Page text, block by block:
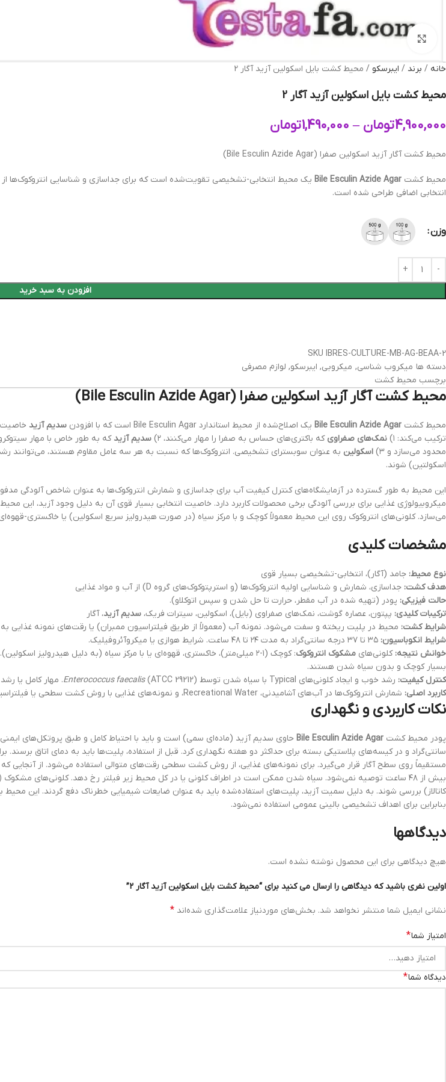
بزرگنمایی تصویر
خانه برند ایبرسکو محیط کشت بایل اسکولین آزید آگار 2
محیط کشت بایل اسکولین آزید آگار 2
4,900,000تومان –
1,490,000تومان
محیط کشت آگار آزید اسکولین صفرا (Bile Esculin Azide Agar)
محیط کشت Bile Esculin Azide Agar یک محیط انتخابی-تشخیصی تقویت‌شده است که برای جداسازی و شناسایی انتروکوک‌ها از
انتخابی اضافی طراحی شده است.
وزن
افزودن به سبد خرید
SKU IBRES-CULTURE-MB-AG-BEAA-2
دسته ها میکروب شناسی, میکروبی, ایبرسکو, لوازم مصرفی
برچسب محیط کشت
محیط کشت آگار آزید اسکولین صفرا (Bile Esculin Azide Agar)
محیط کشت Bile Esculin Azide Agar یک اصلاح‌شده از محیط استاندارد Bile Esculin Agar است که با افزودن سدیم آزید خاصیت
ترکیب می‌کند: ۱)
نمک‌های صفراوی که باکتری‌های حساس به صفرا را مهار می‌کنند، ۲) سدیم آزید که به طور خاص با مهار
محدود می‌سازد و ۳)
اسکولین به عنوان سوبسترای تشخیصی. انتروکوک‌ها که نسبت به هر سه عامل مقاوم هستند،
اسکولتین) شوند.
این محیط به طور گسترده در آزمایشگاه‌های کنترل کیفیت آب برای جداسازی و شمارش انتروکوک‌ها به عنوان شاخص آلودگی
میکروبیولوژی غذایی برای بررسی آلودگی برخی محصولات کاربرد دارد. خاصیت انتخابی بسیار قوی آن به دلیل وجود آزید، این
می‌سازد. کلونی‌های انتروکوک روی این محیط معمولاً کوچک و با مرکز سیاه (در صورت هیدرولیز سریع اسکولین) یا خاکستری-
مشخصات کلیدی
نوع محیط: جامد (آگار)، انتخابی-تشخیصی بسیار قوی
هدف کشت: جداسازی، شمارش و شناسایی اولیه انتروکوک‌ها (و استرپتوکوک‌های گروه D) از آب و مواد غذایی
حالت فیزیکی: پودر (تهیه شده در آب مقطر، حرارت تا حل شدن و سپس اتوکلاو).
ترکیبات کلیدی: پپتون، عصاره گوشت، نمک‌های صفراوی (بایل)، اسکولین، سیترات فریک، سدیم آزید، آگار
شرایط کشت: محیط در پلیت ریخته و سفت می‌شود. نمونه آب (معمولاً از طریق فیلتراسیون ممبران) یا رقت‌های نمونه
شرایط انکوباسیون:
خوانش نتیجه: کلونی‌های مشکوک انتروکوک
: کوچک (۱-۲ میلی‌متر)، خاکستری، قهوه‌ای یا با مرکز سیاه (به دلیل
بسیار کوچک و بدون سیاه شدن هستند.
کنترل کیفیت: رشد خوب و ایجاد کلونی‌های Typical با سیاه شدن توسط Enterococcus faecalis(ATCC 29212). مهار کامل یا رشد بسیار ضعیف
کاربرد اصلی: شمارش انتروکوک‌ها در آب‌های آشامیدنی، Recreational Water، و نمونه‌های غذایی با روش کشت سطحی یا فیلتراسیون.
نکات کاربردی و نگهداری
پودر محیط کشت Bile Esculin Azide Agar
مستقیماً روی سطح آگار قرار می‌گیرد. برای نمونه‌های غذایی، از روش کشت سطحی رقت‌های متوالی استفاده می‌شود. از
کاتالاز) بررسی شوند. به دلیل سمیت آزید، پلیت‌های استفاده‌شده باید به عنوان ضایعات شیمیایی خطرناک دفع گردند. این
بنابراین برای اهداف تشخیصی بالینی عمومی استفاده نمی‌شود.
دیدگاهها
هیچ دیدگاهی برای این محصول نوشته نشده است.
اولین نفری باشید که دیدگاهی را ارسال می کنید برای “محیط کشت بایل اسکولین آزید آگار 2”
نشانی ایمیل شما منتشر نخواهد شد. بخش‌های موردنیاز علامت‌گذاری شده‌اند *
امتیاز شما*
دیدگاه شما*